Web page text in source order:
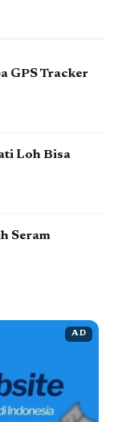
GPS Tracker
Loh Bisa
Seram
AD